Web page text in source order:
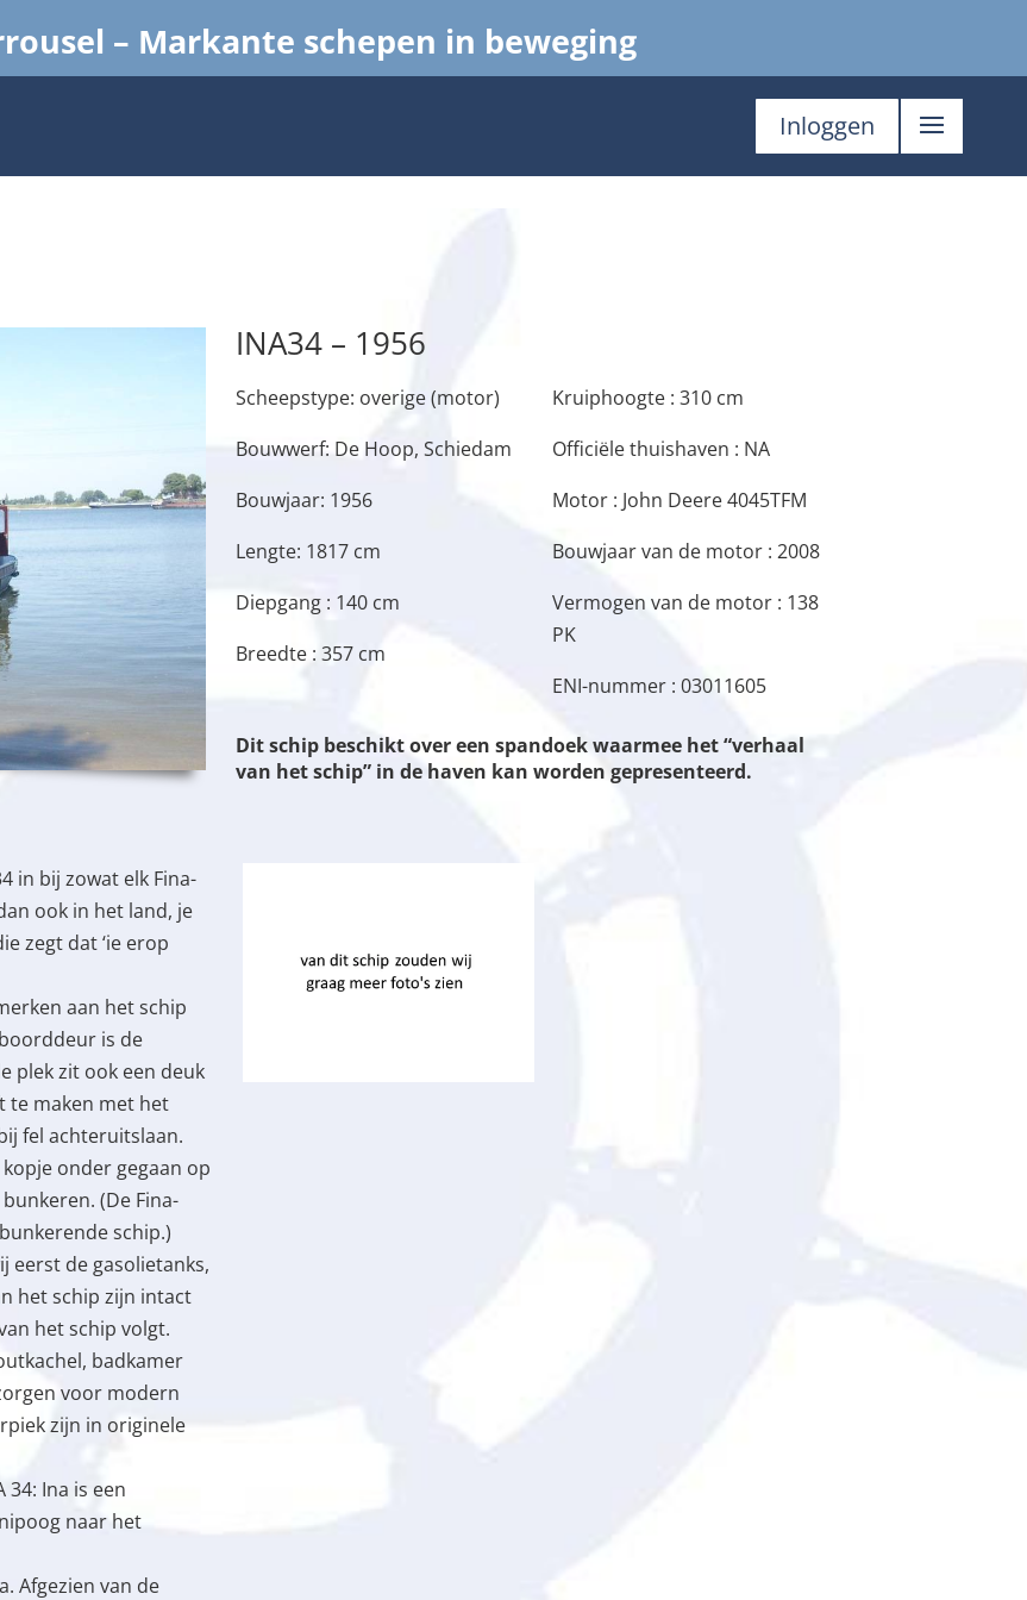
– Markante schepen in beweging
Inloggen
INA34 – 1956
Scheepstype: overige (motor)
Bouwwerf: De Hoop, Schiedam
Bouwjaar: 1956
Lengte: 1817 cm
Diepgang : 140 cm
Breedte : 357 cm
Kruiphoogte : 310 cm
Officiële thuishaven : NA
Motor : John Deere 4045TFM
Bouwjaar van de motor : 2008
Vermogen van de motor : 138
PK
ENI-nummer : 03011605
Dit schip beschikt over een spandoek waarmee het “verhaal
van het schip” in de haven kan worden gepresenteerd.
in bij zowat elk Fina-
ook in het land, je
zegt dat ‘ie erop
aan het schip
is de
plek zit ook een deuk
te maken met het
fel achteruitslaan.
onder gegaan op
(De Fina-
schip.)
eerst de gasolietanks,
het schip zijn intact
het schip volgt.
badkamer
voor modern
zijn in originele
34: Ina is een
naar het
Afgezien van de